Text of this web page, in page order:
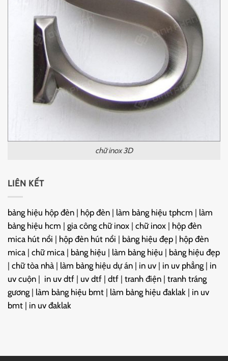
chữ inox 3D
LIÊN KẾT
bảng hiệu hộp đèn | hộp đèn | làm bảng hiệu tphcm | làm
bảng hiệu hcm | gia công chữ inox | chữ inox | hộp đèn
mica hút nổi | hộp đèn hút nổi | bảng hiệu đẹp | hộp đèn
mica | chữ mica | bảng hiệu | làm bảng hiệu | bảng hiệu đẹp
| chữ tòa nhà | làm bảng hiệu dự án | in uv | in uv phẳng | in
uv cuộn | in uv dtf | uv dtf | dtf | tranh điện | tranh tráng
gương | làm bảng hiệu bmt | làm bảng hiệu đaklak | in uv
bmt | in uv đaklak